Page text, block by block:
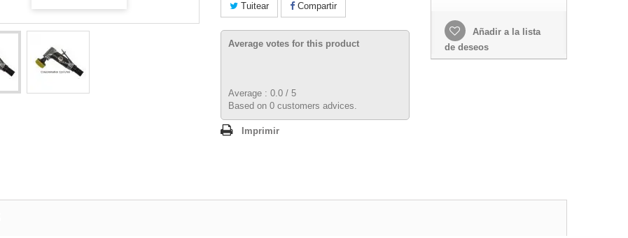
Tuitear Compartir
Average votes for this product
Average : 0.0 / 5
Based on 0 customers advices.
Imprimir
Añadir a la lista
de deseos